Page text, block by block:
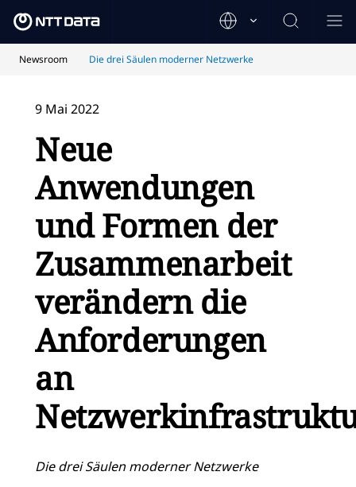
Newsroom Die drei Säulen moderner Netzwerke
9 Mai 2022
Neue
Anwendungen
und Formen der
Zusammenarbeit
verändern die
Anforderungen
an
Die drei Säulen moderner Netzwerke